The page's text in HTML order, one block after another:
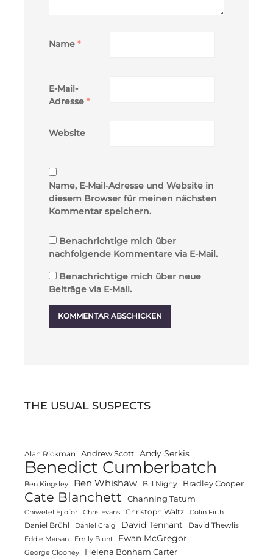
Name *
E-Mail-
Adresse *
Website
Name, E-Mail-Adresse und Website in
diesem Browser für meinen nächsten
Kommentar speichern.
Benachrichtige mich über
nachfolgende Kommentare via E-Mail.
Benachrichtige mich über neue
Beiträge via E-Mail.
THE USUAL SUSPECTS
Alan Rickman Andrew Scott Andy Serkis
Benedict Cumberbatch
Ben Kingsley Ben Whishaw Bill Nighy Bradley Cooper
Cate Blanchett Channing Tatum
Chiwetel Ejiofor Chris Evans Christoph Waltz Colin Firth
Daniel Brühl Daniel Craig David Tennant David Thewlis
Eddie Marsan Emily Blunt Ewan McGregor
George Clooney Helena Bonham Carter